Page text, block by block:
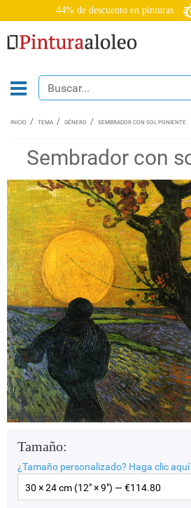
44% de descuento en pinturas
INICIO TEMA GÉNERO SEMBRADOR CON SOL PONIENTE
Sembrador con
Tamaño:
¿Tamaño personalizado? Haga clic aquí
30 × 24 cm (12" × 9") — €114.80